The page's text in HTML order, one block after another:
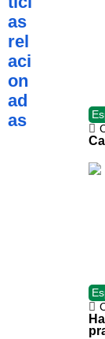
as
rel
aci
on
ad
as